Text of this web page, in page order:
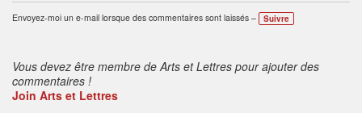
Envoyez-moi un e-mail lorsque des commentaires sont laissés – Suivre
Vous devez être membre de Arts et Lettres pour ajouter des
commentaires !
Join Arts et Lettres